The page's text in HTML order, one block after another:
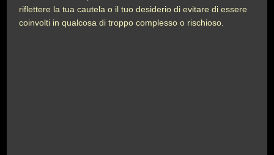
riflettere la tua cautela o il tuo desiderio di evitare di essere
coinvolti in qualcosa di troppo complesso o rischioso.